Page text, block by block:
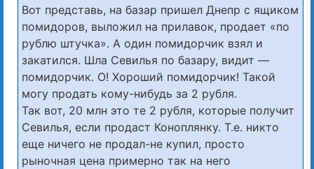
Вот представь, на базар пришел Днепр с ящиком
помидоров, выложил на прилавок, продает «по
рублю штучка». А один помидорчик взял и
закатился. Шла Севилья по базару, видит —
помидорчик. О! Хороший помидорчик! Такой
могу продать кому-нибудь за 2 рубля.
Так вот, 20 млн это те 2 рубля, которые получит
Севилья, если продаст Коноплянку. Т.е. никто
еще ничего не продал-не купил, просто
рыночная цена примерно так на него